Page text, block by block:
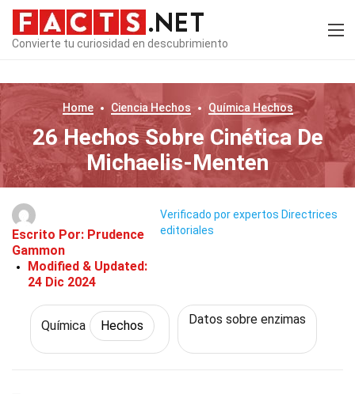
Convierte tu curiosidad en descubrimiento
Home Ciencia Hechos Química Hechos
26 Hechos Sobre Cinética De
Michaelis-Menten
Escrito Por: Prudence
Gammon
Modified & Updated:
24 Dic 2024
Verificado por expertos Directrices
editoriales
Química Hechos Datos sobre enzimas